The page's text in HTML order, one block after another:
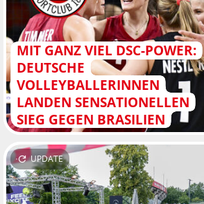
MIT GANZ VIEL DSC-POWER:
DEUTSCHE
VOLLEYBALLERINNEN
LANDEN SENSATIONELLEN
SIEG GEGEN BRASILIEN
UPDATE